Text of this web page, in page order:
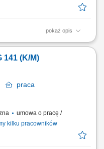
pokaż opis
141 (aluminium) Tworzenie
pracy oraz
141 (K/M)
praca
umowa o pracę /
kilku pracowników